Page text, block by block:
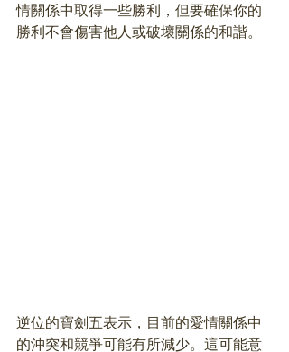
情關係中取得一些勝利，但要確保你的
勝利不會傷害他人或破壞關係的和諧。
逆位的寶劍五表示，目前的愛情關係中
的沖突和競爭可能有所減少。這可能意